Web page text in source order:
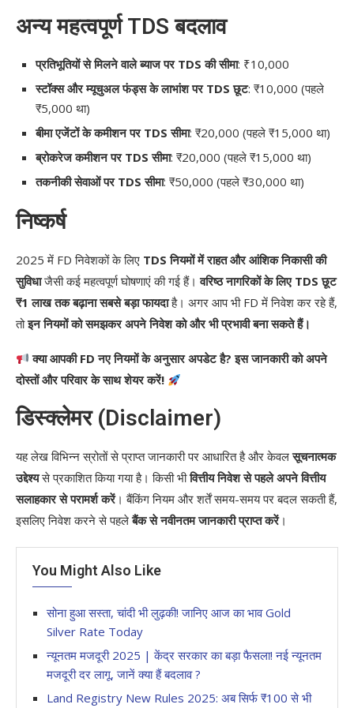
अन्य महत्वपूर्ण TDS बदलाव
प्रतिभूतियों से मिलने वाले ब्याज पर TDS की सीमा: ₹10,000
स्टॉक्स और म्यूचुअल फंड्स के लाभांश पर TDS छूट: ₹10,000 (पहले
₹5,000 था)
बीमा एजेंटों के कमीशन पर TDS सीमा: ₹20,000 (पहले ₹15,000 था)
ब्रोकरेज कमीशन पर TDS सीमा: ₹20,000 (पहले ₹15,000 था)
तकनीकी सेवाओं पर TDS सीमा: ₹50,000 (पहले ₹30,000 था)
निष्कर्ष
2025 में FD निवेशकों के लिए TDS नियमों में राहत और आंशिक निकासी की
सुविधाजैसी कई महत्वपूर्ण घोषणाएं की गई हैं।वरिष्ठ नागरिकों के लिए TDS छूट
₹1 लाख तक बढ़ाना सबसे बड़ा फायदाहै। अगर आप भी FD में निवेश कर रहे हैं,
तोइन नियमों को समझकर अपने निवेश को और भी प्रभावी बना सकते हैं।
क्या आपकी FD नए नियमों के अनुसार अपडेट है? इस जानकारी को अपने
दोस्तों और परिवार के साथ शेयर करें!
डिस्क्लेमर (Disclaimer)
यह लेख विभिन्न स्रोतों से प्राप्त जानकारी पर आधारित है और केवलसूचनात्मक
उद्देश्यसे प्रकाशित किया गया है। किसी भीवित्तीय निवेश से पहले अपने वित्तीय
सलाहकार से परामर्श करें। बैंकिंग नियम और शर्तें समय-समय पर बदल सकती हैं,
इसलिए निवेश करने से पहलेबैंक से नवीनतम जानकारी प्राप्त करें।
You Might Also Like
सोना हुआ सस्ता, चांदी भी लुढ़की! जानिए आज का भाव Gold
Silver Rate Today
न्यूनतम मजदूरी 2025 | केंद्र सरकार का बड़ा फैसला! नई न्यूनतम
मजदूरी दर लागू, जानें क्या हैं बदलाव ?
Land Registry New Rules 2025: अब सिर्फ ₹100 से भी